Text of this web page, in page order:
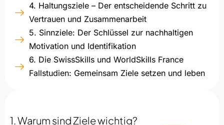
1. Warum sind Ziele wichtig?
4. Haltungsziele – Der entscheidende Schritt zu
Vertrauen und Zusammenarbeit
5. Sinnziele: Der Schlüssel zur nachhaltigen
Motivation und Identifikation
6. Die SwissSkills und WorldSkills France
Fallstudien: Gemeinsam Ziele setzen und leben